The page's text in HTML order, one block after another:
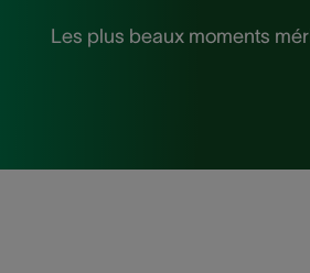
Les plus beaux moments